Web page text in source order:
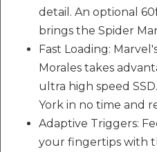
detail. An optional
brings the Spider
Fast Loading:
Morales takes
ultra high speed
York in no time and
Adaptive Triggers:
your fingertips with